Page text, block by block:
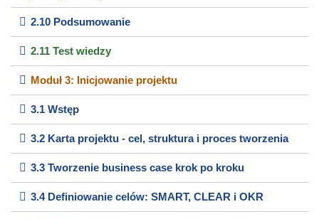
2.10 Podsumowanie
2.11 Test wiedzy
Moduł 3: Inicjowanie projektu
3.1 Wstęp
3.2 Karta projektu - cel, struktura i proces tworzenia
3.3 Tworzenie business case krok po kroku
3.4 Definiowanie celów: SMART, CLEAR i OKR